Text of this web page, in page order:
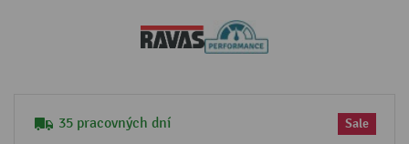
35 pracovných dní Sale